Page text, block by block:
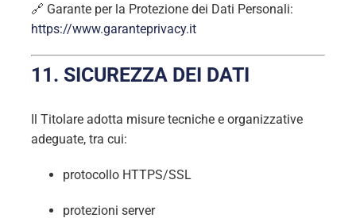
🔗 Garante per la Protezione dei Dati Personali:
https://www.garanteprivacy.it
11. SICUREZZA DEI DATI
Il Titolare adotta misure tecniche e organizzative
adeguate, tra cui:
protocollo HTTPS/SSL
protezioni server